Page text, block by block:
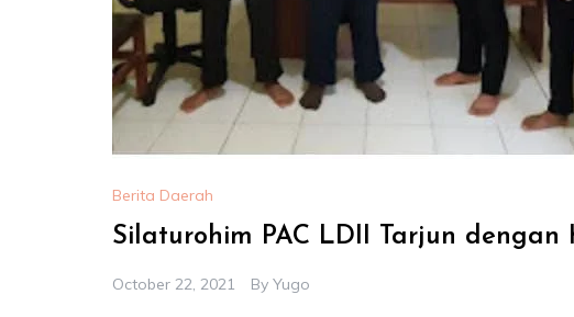
Berita Daerah
Silaturohim PAC LDII Tarjun dengan
October 22, 2021 By Yugo